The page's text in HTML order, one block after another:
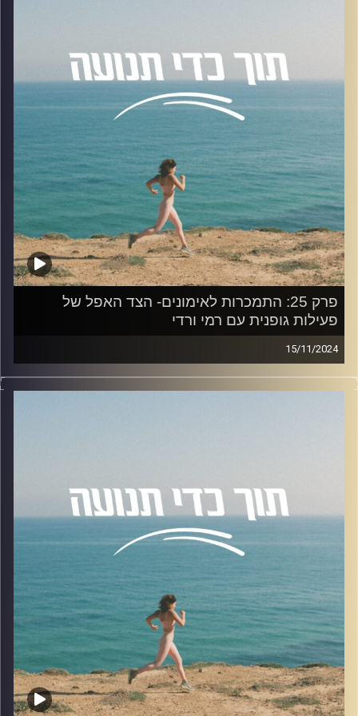
פרק 25: התמכרות לאימונים- הצד האפל של
פעילות גופנית עם רמי ורדי
15/11/2024
בפרק היום נדבר על התמכרות לאימונים יחד עם רמי ורדי.
חוקר בתחום הפסיכולוגיה של הספורט והפעילות גופנית,
תחומי המחקר שלו מתמקדים בזהות חברתית, תשוקה, שחיקה
והתמכרות לפעילות גופנית.
הוא פועל לקידום התחום בישראל וליצירת מודעות לנושאים
כמו בריאות הנפש בספורט.
הנושאים שדיברנו עליהם (בקצה המזלג) :
מהי התמכרות לפעילות גופנית, התמכרות ראשונית ומשנית,
דימוי גוף, נורות אדומות, תשוקה גמישה וקשיחה, זהות עצמית,
טיפים לאנשי מקצוע ועוד.
להצטרפות לקבוצת הוואטספ שלנו "קהילת הפודקאסט- תוך
כדי תנועה",